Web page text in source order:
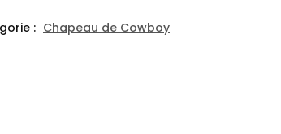
: Chapeau de Cowboy